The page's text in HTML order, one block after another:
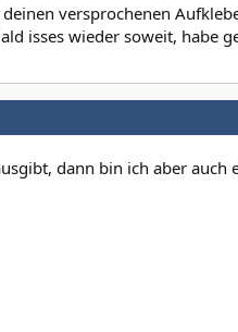
deinen versprochenen
isses wieder soweit, habe
dann bin ich aber auch